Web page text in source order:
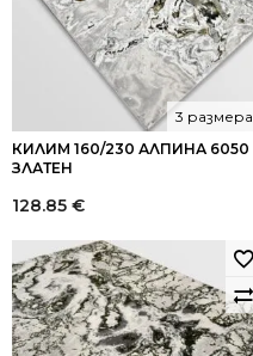
КИЛИМ 160/230 АЛПИНА 6050
ЗЛАТЕН
3 размера
128.85 €